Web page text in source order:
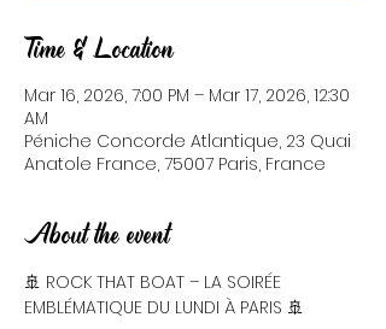
Time & Location
Mar 16, 2026, 7:00 PM – Mar 17, 2026, 12:30
AM
Péniche Concorde Atlantique, 23 Quai
Anatole France, 75007 Paris, France
About the event
🚢 ROCK THAT BOAT – LA SOIRÉE
EMBLÉMATIQUE DU LUNDI À PARIS 🚢